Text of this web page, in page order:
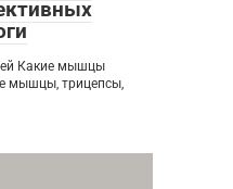
Какие мышцы
мышцы, трицепсы,